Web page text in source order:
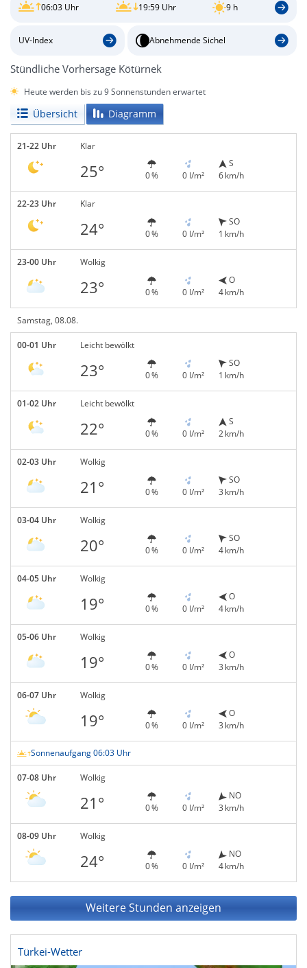
06:03 Uhr 19:59 Uhr 9 h
UV-Index Abnehmende Sichel
Stündliche Vorhersage Kötürnek
Heute werden bis zu 9 Sonnenstunden erwartet
Übersicht Diagramm
21-22 Uhr Klar
25° 0 % 0 l/m²
S
6 km/h
22-23 Uhr Klar
24° 0 % 0 l/m²
SO
1 km/h
23-00 Uhr Wolkig
23° 0 % 0 l/m²
O
4 km/h
Samstag, 08.08.
00-01 Uhr Leicht bewölkt
23° 0 % 0 l/m²
SO
1 km/h
01-02 Uhr Leicht bewölkt
22° 0 % 0 l/m²
S
2 km/h
02-03 Uhr Wolkig
21° 0 % 0 l/m²
SO
3 km/h
03-04 Uhr Wolkig
20° 0 % 0 l/m²
SO
4 km/h
04-05 Uhr Wolkig
19° 0 % 0 l/m²
O
4 km/h
05-06 Uhr Wolkig
19° 0 % 0 l/m²
O
3 km/h
06-07 Uhr Wolkig
19° 0 % 0 l/m²
O
3 km/h
Sonnenaufgang 06:03 Uhr
07-08 Uhr Wolkig
21° 0 % 0 l/m²
NO
3 km/h
08-09 Uhr Wolkig
24° 0 % 0 l/m²
NO
4 km/h
Weitere Stunden anzeigen
Türkei-Wetter